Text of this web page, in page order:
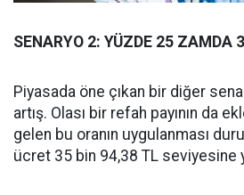
SENARYO 2: YÜZDE 25 ZAMDA
Piyasada öne çıkan bir diğer
artış. Olası bir refah payının da
gelen bu oranın uygulanması
ücret 35 bin 94,38 TL seviyesine